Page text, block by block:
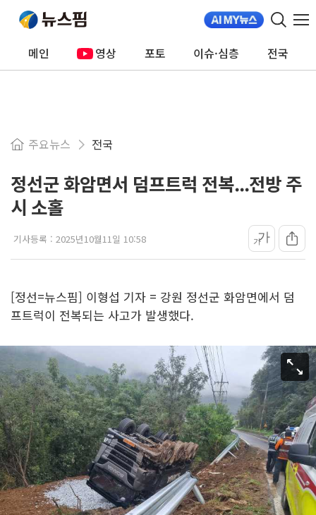
메인 영상 포토 이슈·심층 전국
주요뉴스 전국
정선군 화암면서 덤프트럭 전복...전방 주
시 소홀
기사등록 : 2025년10월11일 10:58 가가
[정선=뉴스핌] 이형섭 기자 = 강원 정선군 화암면에서 덤
프트럭이 전복되는 사고가 발생했다.